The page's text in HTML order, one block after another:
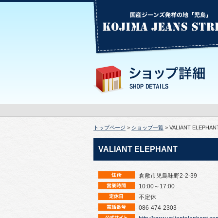
トップページ > ショップ一覧 > VALIANT
VALIANT ELEPHANT
倉敷市児島味野2-2-39
10:00～17:00
不定休
086-474-2303